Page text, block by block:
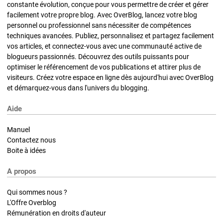
constante évolution, conçue pour vous permettre de créer et gérer
facilement votre propre blog. Avec OverBlog, lancez votre blog
personnel ou professionnel sans nécessiter de compétences
techniques avancées. Publiez, personnalisez et partagez facilement
vos articles, et connectez-vous avec une communauté active de
blogueurs passionnés. Découvrez des outils puissants pour
optimiser le référencement de vos publications et attirer plus de
visiteurs. Créez votre espace en ligne dès aujourd'hui avec OverBlog
et démarquez-vous dans l'univers du blogging.
Aide
Manuel
Contactez nous
Boite à idées
A propos
Qui sommes nous ?
L'Offre Overblog
Rémunération en droits d'auteur